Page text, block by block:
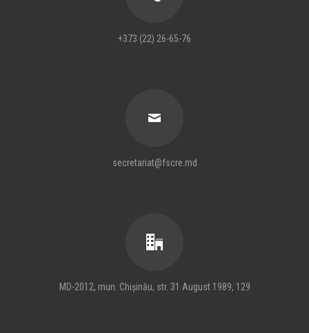
+373 (22) 26-65-76
secretariat@fscre.md
MD-2012, mun. Chișinău, str. 31 August 1989, 129